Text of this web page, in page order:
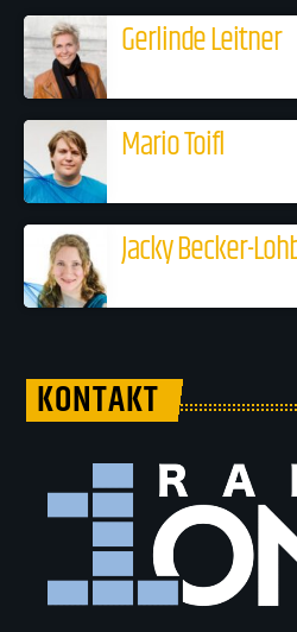
Gerlinde Leitner
Mario Toifl
Jacky Becker-
KONTAKT